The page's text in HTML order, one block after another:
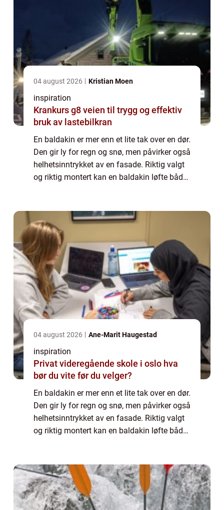
04 august 2026 Kristian Moen
inspiration
Krankurs g8 veien til trygg og effektiv
bruk av lastebilkran
En baldakin er mer enn et lite tak over en dør.
Den gir ly for regn og snø, men påvirker også
helhetsinntrykket av en fasade. Riktig valgt
og riktig montert kan en baldakin løfte både
04 august 2026 Ane-Marit Haugestad
inspiration
Privat videregående skole i oslo hva
bør du vite før du velger?
En baldakin er mer enn et lite tak over en dør.
Den gir ly for regn og snø, men påvirker også
helhetsinntrykket av en fasade. Riktig valgt
og riktig montert kan en baldakin løfte både